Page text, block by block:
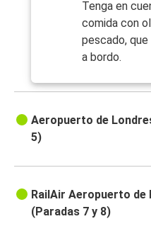
Tenga en
comida con
pescado, que
a bordo.
Aeropuerto de
5)
RailAir Aeropuerto de
(Paradas 7 y 8)